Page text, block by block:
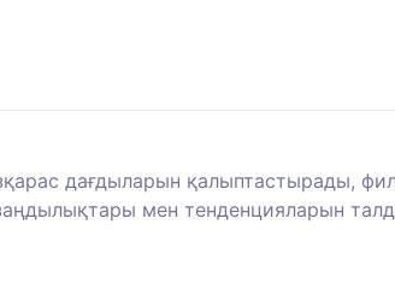
дағдыларын қалыптастырады,
мен тенденцияларын